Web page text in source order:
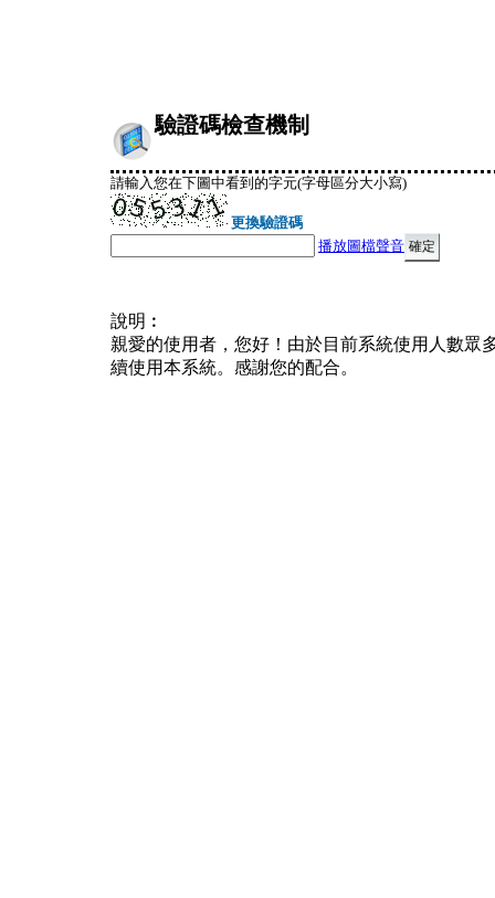
驗證碼檢查機制
請輸入您在下圖中看到的字元(字母區分大小寫)
更換驗證碼
播放圖檔聲音
說明︰
親愛的使用者，您好！由於目前系統使用人數眾
續使用本系統。感謝您的配合。